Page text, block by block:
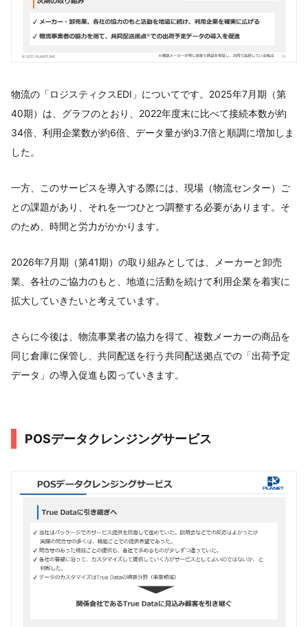
物流の「ロジスティクスEDI」についてです。2025年7月期（第
40期）は、グラフのとおり、2022年度末に比べて接続本数が約
34倍、利用企業数が約6倍、データ量が約3.7倍と順調に増加しま
した。
一方、このサービスを導入する際には、現場（物流センター）ご
との課題があり、それを一つひとつ調整する必要があります。そ
のため、時間と労力がかかります。
2026年7月期（第41期）の取り組みとしては、メーカーと卸売
業、各社のご協力のもと、地道に活動を続けて利用企業を着実に
拡大していきたいと考えています。
さらに今後は、物流事業者の協力を得て、複数メーカーの商品を
同じ倉庫に保管し、共同配送を行う共同配送拠点での「出荷予定
データ」の導入促進も図っていきます。
POSデータクレンジングサービス